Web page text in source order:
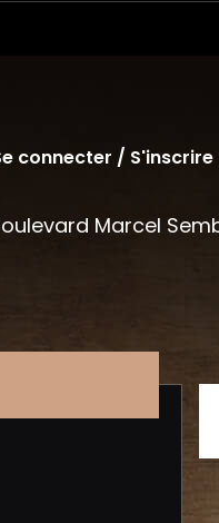
Marcel
connecter / S'inscrire